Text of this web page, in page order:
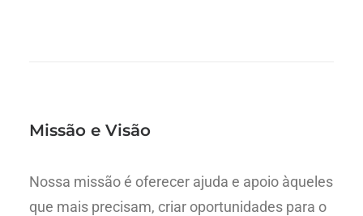
Missão e Visão
Nossa missão é oferecer ajuda e apoio àqueles
que mais precisam, criar oportunidades para o